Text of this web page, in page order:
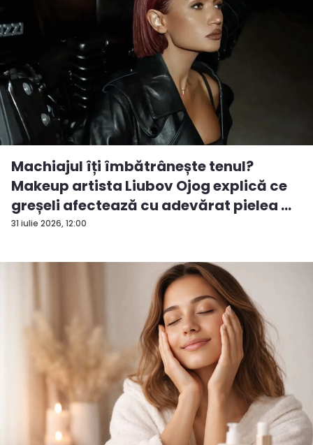
31 iulie 2026, 12:00
Machiajul îți îmbătrânește tenul?
Makeup artista Liubov Ojog explică ce
greșeli afectează cu adevărat pielea ...